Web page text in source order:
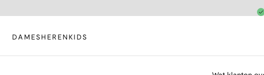
DAMES HEREN KIDS